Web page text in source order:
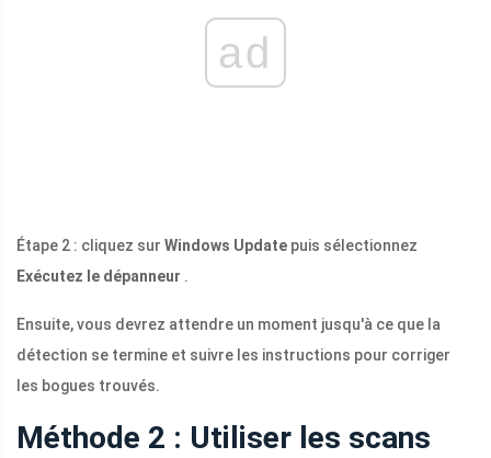
ad
Étape 2 : cliquez sur Windows Update puis sélectionnez
Exécutez le dépanneur .
Ensuite, vous devrez attendre un moment jusqu'à ce que la
détection se termine et suivre les instructions pour corriger
les bogues trouvés.
Méthode 2 : Utiliser les scans